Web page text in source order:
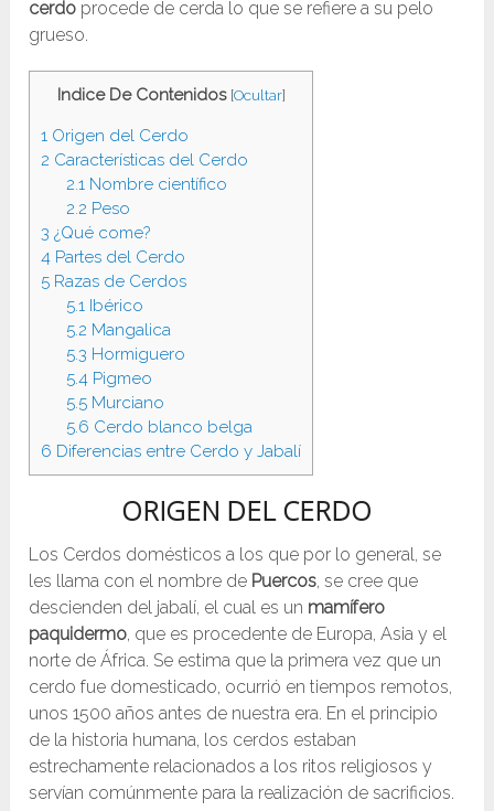
cerdo procede de cerda lo que se refiere a su pelo
grueso.
Indice De Contenidos [Ocultar]
1 Origen del Cerdo
2 Características del Cerdo
2.1Nombre científico
2.2 Peso
3 ¿Qué come?
4 Partes del Cerdo
5 Razas de Cerdos
5.1Ibérico
5.2 Mangalica
5.3 Hormiguero
5.4Pigmeo
5.5Murciano
5.6 Cerdo blanco belga
6 Diferencias entre Cerdo y Jabalí
ORIGEN DEL CERDO
Los Cerdos domésticos a los que por lo general, se
les llama con el nombre de Puercos, se cree que
descienden del jabalí, el cual es un mamífero
paquidermo, que es procedente de Europa, Asia y el
norte de África. Se estima que la primera vez que un
cerdo fue domesticado, ocurrió en tiempos remotos,
unos 1500 años antes de nuestra era. En el principio
de la historia humana, los cerdos estaban
estrechamente relacionados a los ritos religiosos y
servían comúnmente para la realización de sacrificios.